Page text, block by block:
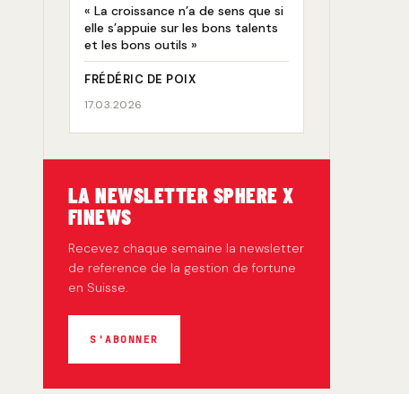
« La croissance n’a de sens que si
elle s’appuie sur les bons talents
et les bons outils »
FRÉDÉRIC DE POIX
17.03.2026
LA NEWSLETTER SPHERE X
FINEWS
Recevez chaque semaine la newsletter
de reference de la gestion de fortune
en Suisse.
S'ABONNER